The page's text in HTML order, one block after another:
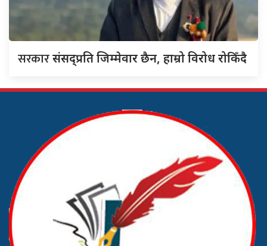
सरकारसंसद्‍प्रति जिम्मेवार छैन, हाम्रो विरोध रोकिँदै